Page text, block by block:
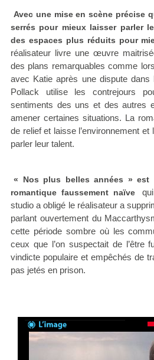
Avec une mise en scène précise
serrés pour mieux laisser parler
des espaces plus réduits pour
réalisateur livre une œuvre
des plans remarquables comme
avec Katie après une dispute
Pollack utilise les contrejours
sentiments des uns et des autres
amener certaines situations. La
de relief et laisse l’environnement
parler leur talent.
« Nos plus belles années » est
romantique faussement naïve
studio a obligé le réalisateur a
parlant ouvertement du
cette période sombre où les
ceux que l’on suspectait de l’être
vindicte populaire et empêchés de
pas jetés en prison.